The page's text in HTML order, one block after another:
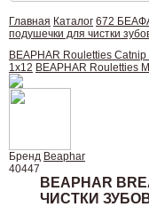
Главная Каталог 672
подушечки для чистки
BEAPHAR Rouletties
1х12 BEAPHAR Rouletties
Бренд Beaphar
40447
BEAPHAR
ЧИСТКИ ЗУБОВ